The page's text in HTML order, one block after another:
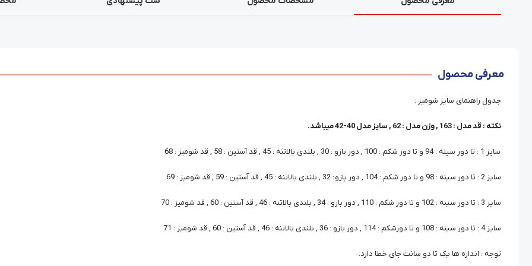
معرفی محصول
جدول راهنمای سایز شومیز :
نکته : قد مدل : 163 , وزن مدل : 62 , سایز مدل 40-42 میباشد.
سایز 1 : تا دور سینه : 94 و تا دور شکم : 100 , دور بازو : 30 , بلندی بالاتنه : 45 , قد آستین : 58 , قد شومیز : 68
سایز 2 : تا دور سینه : 98 و تا دور شکم : 104 , دور بازو : 32 , بلندی بالاتنه : 45 , قد آستین : 59 , قد شومیز : 69
سایز 3 : تا دور سینه : 102 و تا دور شکم : 110 , دور بازو : 34 , بلندی بالاتنه : 46 , قد آستین : 60 , قد شومیز : 70
سایز 4 : تا دور سینه : 108 و تا دورشکم : 114 , دور بازو : 36 , بلندی بالاتنه : 46 , قد آستین : 60 , قد شومیز : 71
توجه : اندازه ها یک تا دو سانت جای خطا دارد.